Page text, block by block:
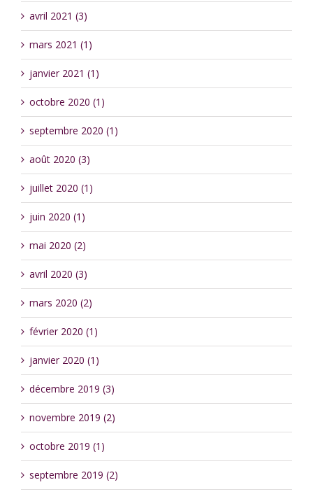
avril 2021 (3)
mars 2021 (1)
janvier 2021 (1)
octobre 2020 (1)
septembre 2020 (1)
août 2020 (3)
juillet 2020 (1)
juin 2020 (1)
mai 2020 (2)
avril 2020 (3)
mars 2020 (2)
février 2020 (1)
janvier 2020 (1)
décembre 2019 (3)
novembre 2019 (2)
octobre 2019 (1)
septembre 2019 (2)